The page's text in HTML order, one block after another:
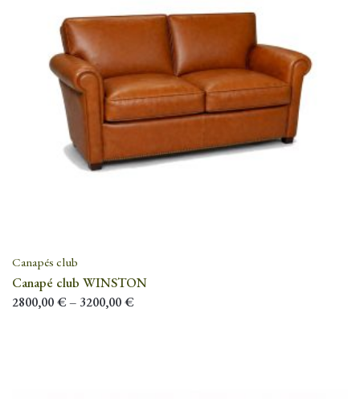
Canapés club
Canapé club WINSTON
2800,00€– 3200,00€